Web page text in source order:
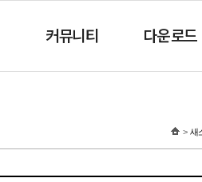
커뮤니티 다운로드
새